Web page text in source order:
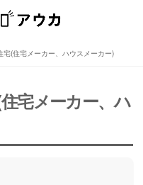
カー)
カー、ハウスメーカー)
宅(住宅メーカー、ハウスメーカー)
宅メーカー、ハ